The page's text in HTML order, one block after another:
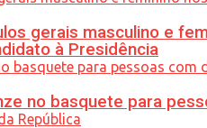
à Presidência
gerais masculino e
no basquete para